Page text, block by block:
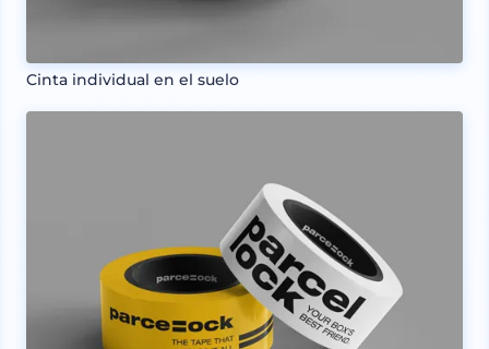
Cinta individual en el suelo